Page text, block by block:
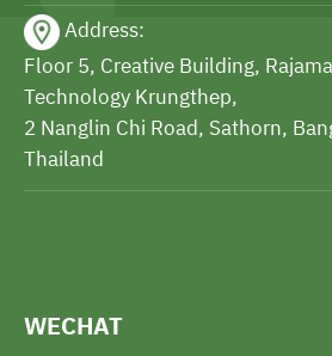
Address:
Floor 5, Creative Building,
Technology Krungthep,
2 Nanglin Chi Road, Sathorn,
Thailand
WECHAT